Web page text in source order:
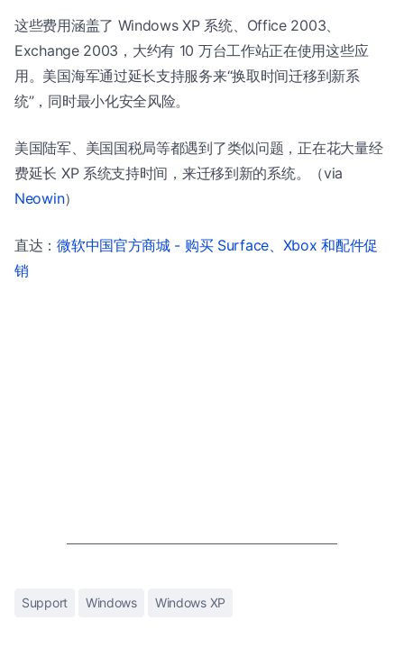
这些费用涵盖了 Windows XP 系统、Office 2003、
Exchange 2003，大约有 10 万台工作站正在使用这些应
用。美国海军通过延长支持服务来“换取时间迁移到新系
统”，同时最小化安全风险。
美国陆军、美国国税局等都遇到了类似问题，正在花大量经
费延长 XP 系统支持时间，来迁移到新的系统。（via
Neowin）
直达：微软中国官方商城 - 购买 Surface、Xbox 和配件促
销
Support Windows Windows XP